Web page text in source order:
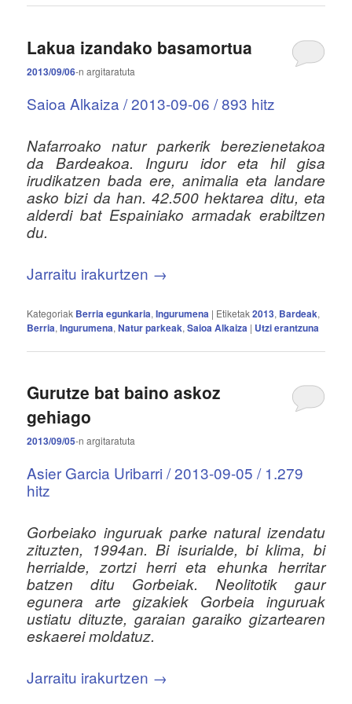
Lakua izandako basamortua
2013/09/06-nargitaratuta
Saioa Alkaiza / 2013-09-06 / 893 hitz
Nafarroako natur parkerik berezienetakoa
da Bardeakoa. Inguru idor eta hil gisa
irudikatzen bada ere, animalia eta landare
asko bizi da han. 42.500 hektarea ditu, eta
alderdi bat Espainiako armadak erabiltzen
du.
Jarraitu irakurtzen →
Kategoriak Berria egunkaria,Ingurumena | Etiketak2013, Bardeak,
Berria,Ingurumena,Natur parkeak,Saioa Alkaiza | Utzi erantzuna
Gurutze bat baino askoz
gehiago
2013/09/05-nargitaratuta
Asier Garcia Uribarri / 2013-09-05 / 1.279
hitz
Gorbeiako inguruak parke natural izendatu
zituzten, 1994an. Bi isurialde, bi klima, bi
herrialde, zortzi herri eta ehunka herritar
batzen ditu Gorbeiak. Neolitotik gaur
egunera arte gizakiek Gorbeia inguruak
ustiatu dituzte, garaian garaiko gizartearen
eskaerei moldatuz.
Jarraitu irakurtzen →